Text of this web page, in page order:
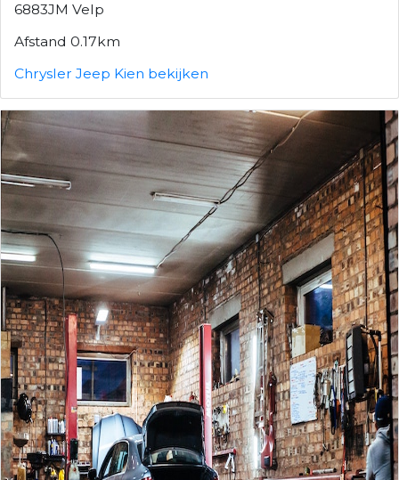
6883JM Velp
Afstand 0.17km
Chrysler Jeep Kien bekijken